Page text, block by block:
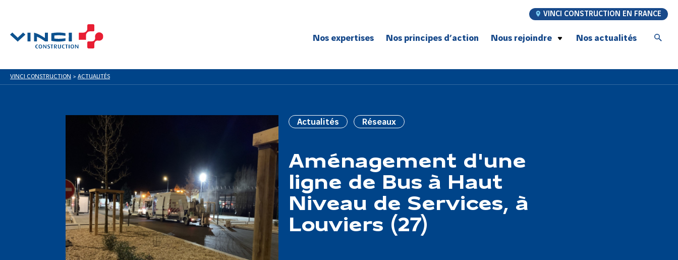
VINCI CONSTRUCTION EN FRANCE
Nos expertises
Route
Réseaux de spécialité
Nos principes d’action Nous rejoindre
Postulez à nos offres d’emploi
Nos actualités
VINCI CONSTRUCTION > ACTUALITÉS
Actualités Réseaux
​​​​​​Aménagement d'une
ligne de Bus à Haut
Niveau de Services, à
Louviers (27)